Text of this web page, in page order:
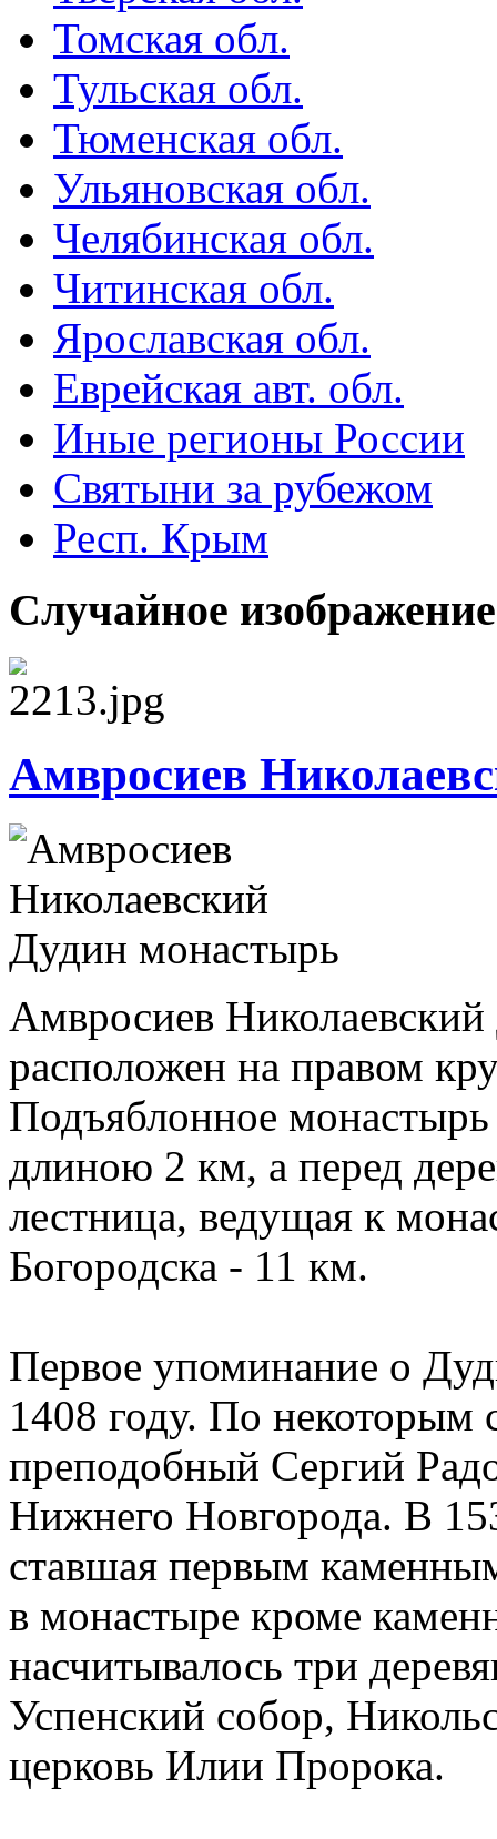
Томская обл.
Тульская обл.
Тюменская обл.
Ульяновская обл.
Челябинская обл.
Читинская обл.
Ярославская обл.
Еврейская авт. обл.
Иные регионы России
Святыни за рубежом
Респ. Крым
Случайное изображение
Амвросиев
Амвросиев
расположен на правом
Подъяблонное монастырь
длиною 2 км, а перед
лестница, ведущая к
Богородска - 11 км.
Первое упоминание о
1408 году. По некоторым
преподобный Сергий
Нижнего Новгорода. В
ставшая первым
в монастыре кроме
насчитывалось три
Успенский собор,
церковь Илии Пророка.